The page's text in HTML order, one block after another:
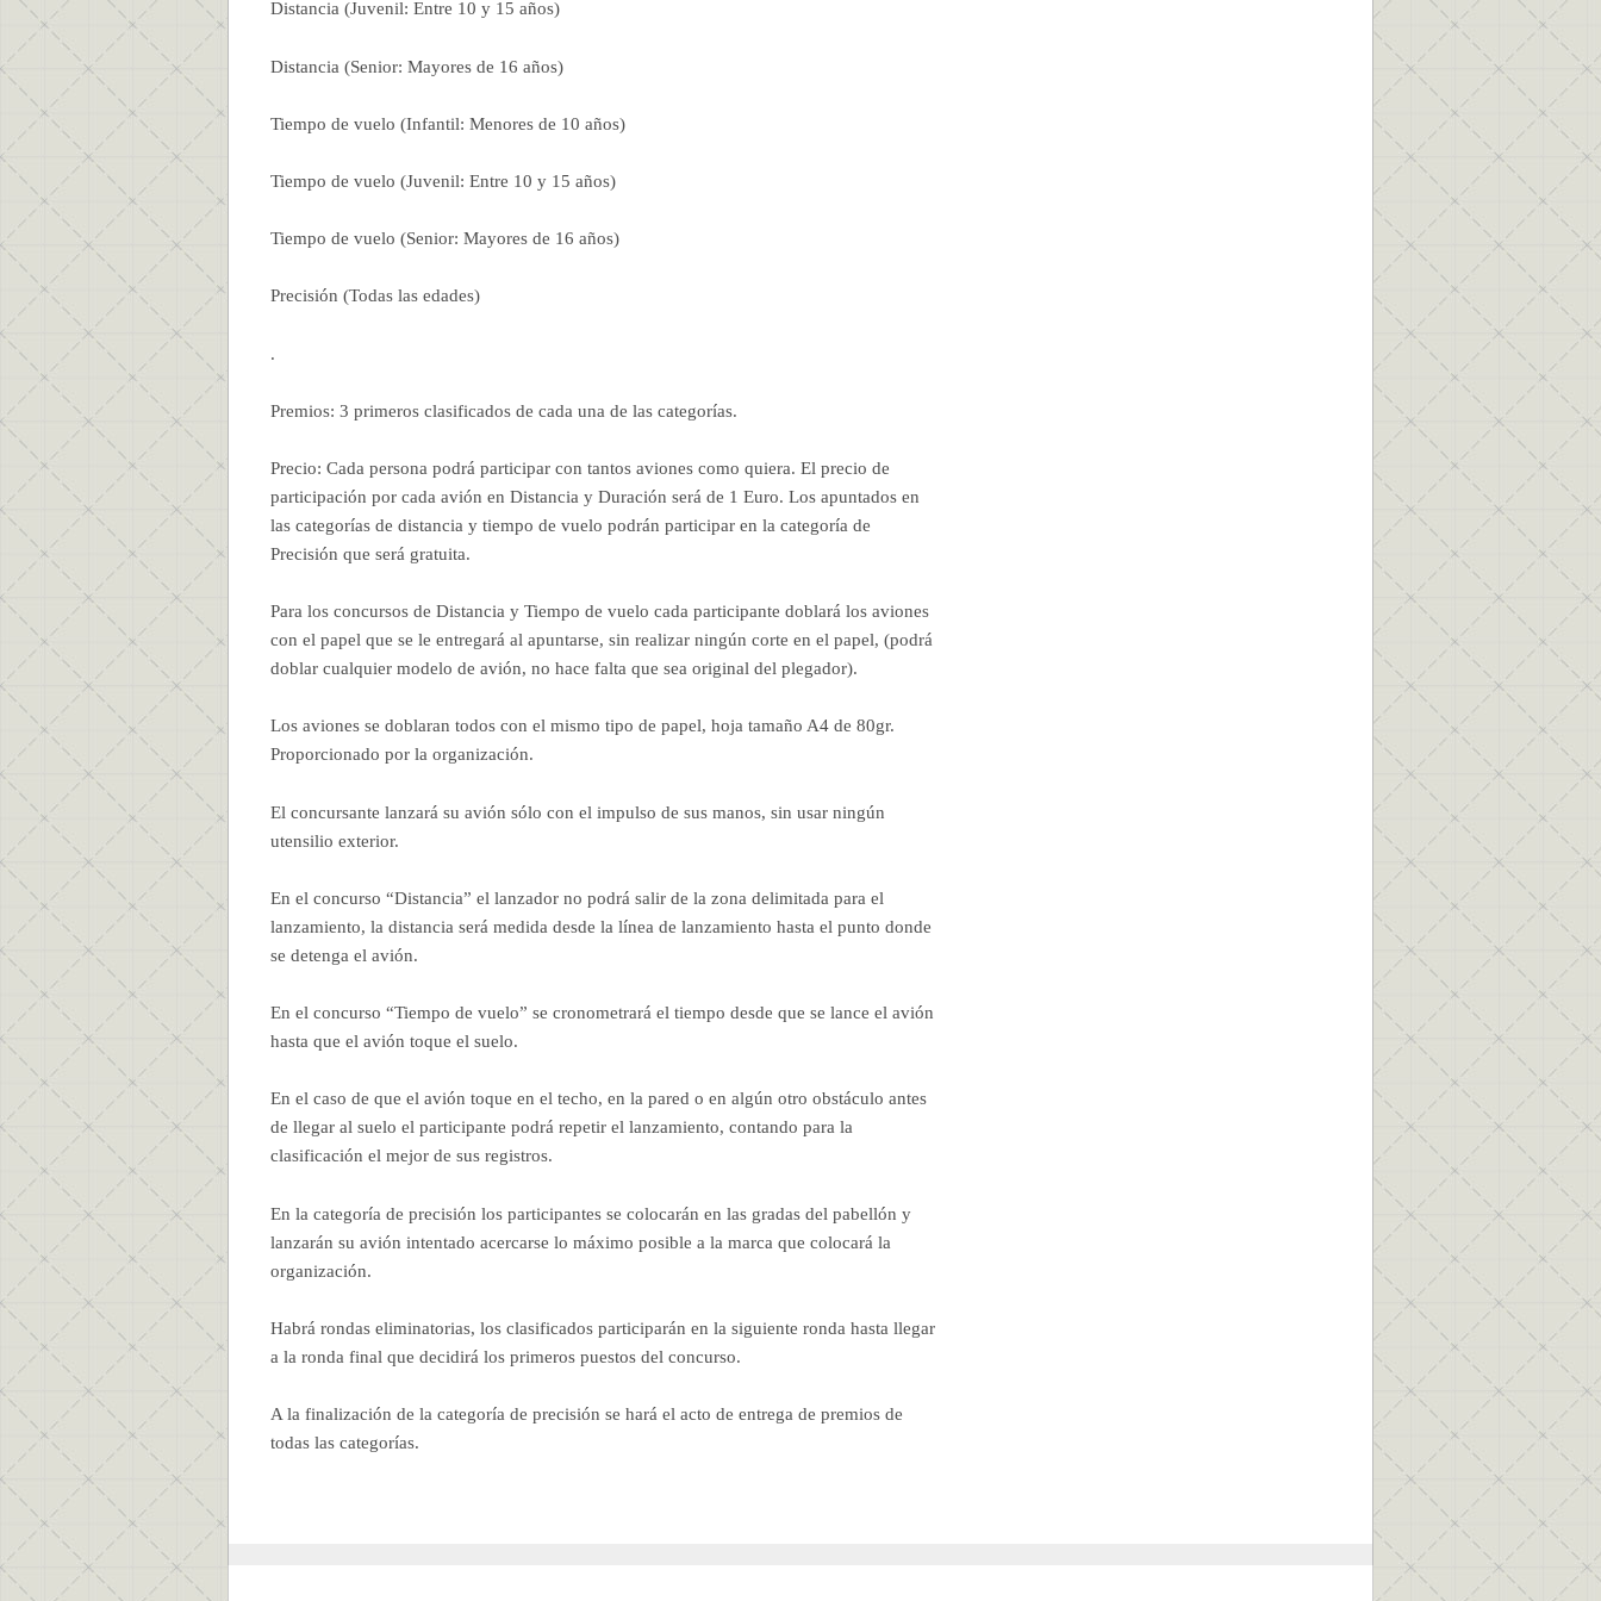
Distancia (Juvenil: Entre 10 y 15 años)
Distancia (Senior: Mayores de 16 años)
Tiempo de vuelo (Infantil: Menores de 10 años)
Tiempo de vuelo (Juvenil: Entre 10 y 15 años)
Tiempo de vuelo (Senior: Mayores de 16 años)
Precisión (Todas las edades)
.
Premios: 3 primeros clasificados de cada una de las categorías.
Precio: Cada persona podrá participar con tantos aviones como quiera. El precio de
participación por cada avión en Distancia y Duración será de 1 Euro. Los apuntados en
las categorías de distancia y tiempo de vuelo podrán participar en la categoría de
Precisión que será gratuita.
Para los concursos de Distancia y Tiempo de vuelo cada participante doblará los aviones
con el papel que se le entregará al apuntarse, sin realizar ningún corte en el papel, (podrá
doblar cualquier modelo de avión, no hace falta que sea original del plegador).
Los aviones se doblaran todos con el mismo tipo de papel, hoja tamaño A4 de 80gr.
Proporcionado por la organización.
El concursante lanzará su avión sólo con el impulso de sus manos, sin usar ningún
utensilio exterior.
En el concurso “Distancia” el lanzador no podrá salir de la zona delimitada para el
lanzamiento, la distancia será medida desde la línea de lanzamiento hasta el punto donde
se detenga el avión.
En el concurso “Tiempo de vuelo” se cronometrará el tiempo desde que se lance el avión
hasta que el avión toque el suelo.
En el caso de que el avión toque en el techo, en la pared o en algún otro obstáculo antes
de llegar al suelo el participante podrá repetir el lanzamiento, contando para la
clasificación el mejor de sus registros.
En la categoría de precisión los participantes se colocarán en las gradas del pabellón y
lanzarán su avión intentado acercarse lo máximo posible a la marca que colocará la
organización.
Habrá rondas eliminatorias, los clasificados participarán en la siguiente ronda hasta llegar
a la ronda final que decidirá los primeros puestos del concurso.
A la finalización de la categoría de precisión se hará el acto de entrega de premios de
todas las categorías.